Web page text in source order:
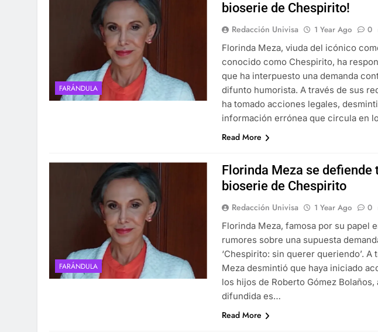
FARÁNDULA
bioserie de Chespirito!
Redacción Univisa 1 Year Ago 0
Florinda Meza, viuda del icónico
conocido como Chespirito, ha
que ha interpuesto una demanda
difunto humorista. A través de sus
ha tomado acciones legales,
información errónea que circula en
Read More
FARÁNDULA
Florinda Meza se
bioserie de Chespirito
Redacción Univisa 1 Year Ago 0
Florinda Meza, famosa por su papel
rumores sobre una supuesta
‘Chespirito: sin querer queriendo’.
Meza desmintió que haya iniciado
los hijos de Roberto Gómez
difundida es…
Read More